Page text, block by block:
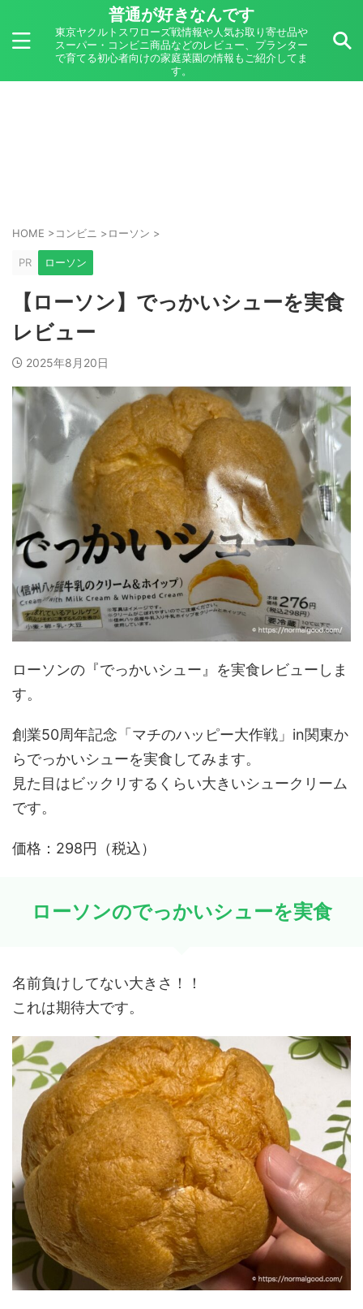
普通が好きなんです
東京ヤクルトスワローズ戦情報や人気お取り寄せ品や
スーパー・コンビニ商品などのレビュー、プランター
で育てる初心者向けの家庭菜園の情報もご紹介してま
す。
HOME >コンビニ >ローソン >
PR ローソン
【ローソン】でっかいシューを実食
レビュー
2025年8月20日
ローソンの『でっかいシュー』を実食レビューしま
す。
創業50周年記念「マチのハッピー大作戦」in関東か
らでっかいシューを実食してみます。
見た目はビックリするくらい大きいシュークリーム
です。
価格：298円（税込）
ローソンのでっかいシューを実食
名前負けしてない大きさ！！
これは期待大です。